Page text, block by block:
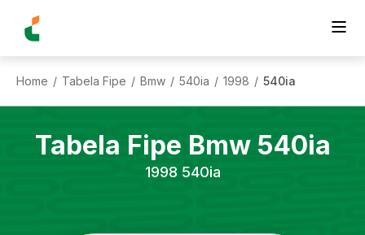
Home / Tabela Fipe / Bmw / 540ia / 1998 / 540ia
Tabela Fipe Bmw 540ia
1998 540ia